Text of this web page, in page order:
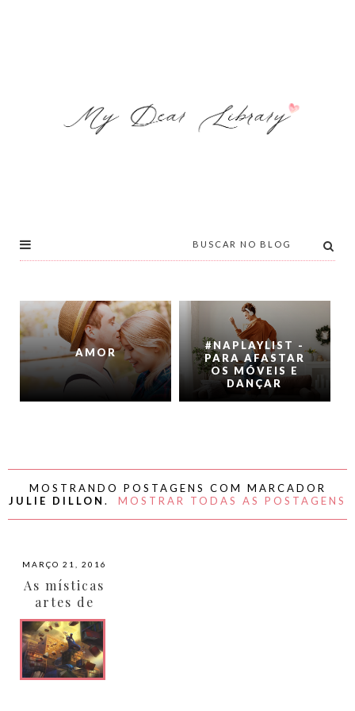
AMOR
#NAPLAYLIST -
PARA AFASTAR
OS MÓVEIS E
DANÇAR
MOSTRANDO POSTAGENS COM MARCADOR
JULIE DILLON . MOSTRAR TODAS AS POSTAGENS
MARÇO 21, 2016
As místicas
artes de
Julie Dillon